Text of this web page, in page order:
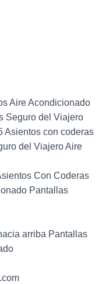
Aire Acondicionado
Seguro del Viajero
Asientos con coderas
del Viajero Aire
Con Coderas
Pantallas
arriba Pantallas